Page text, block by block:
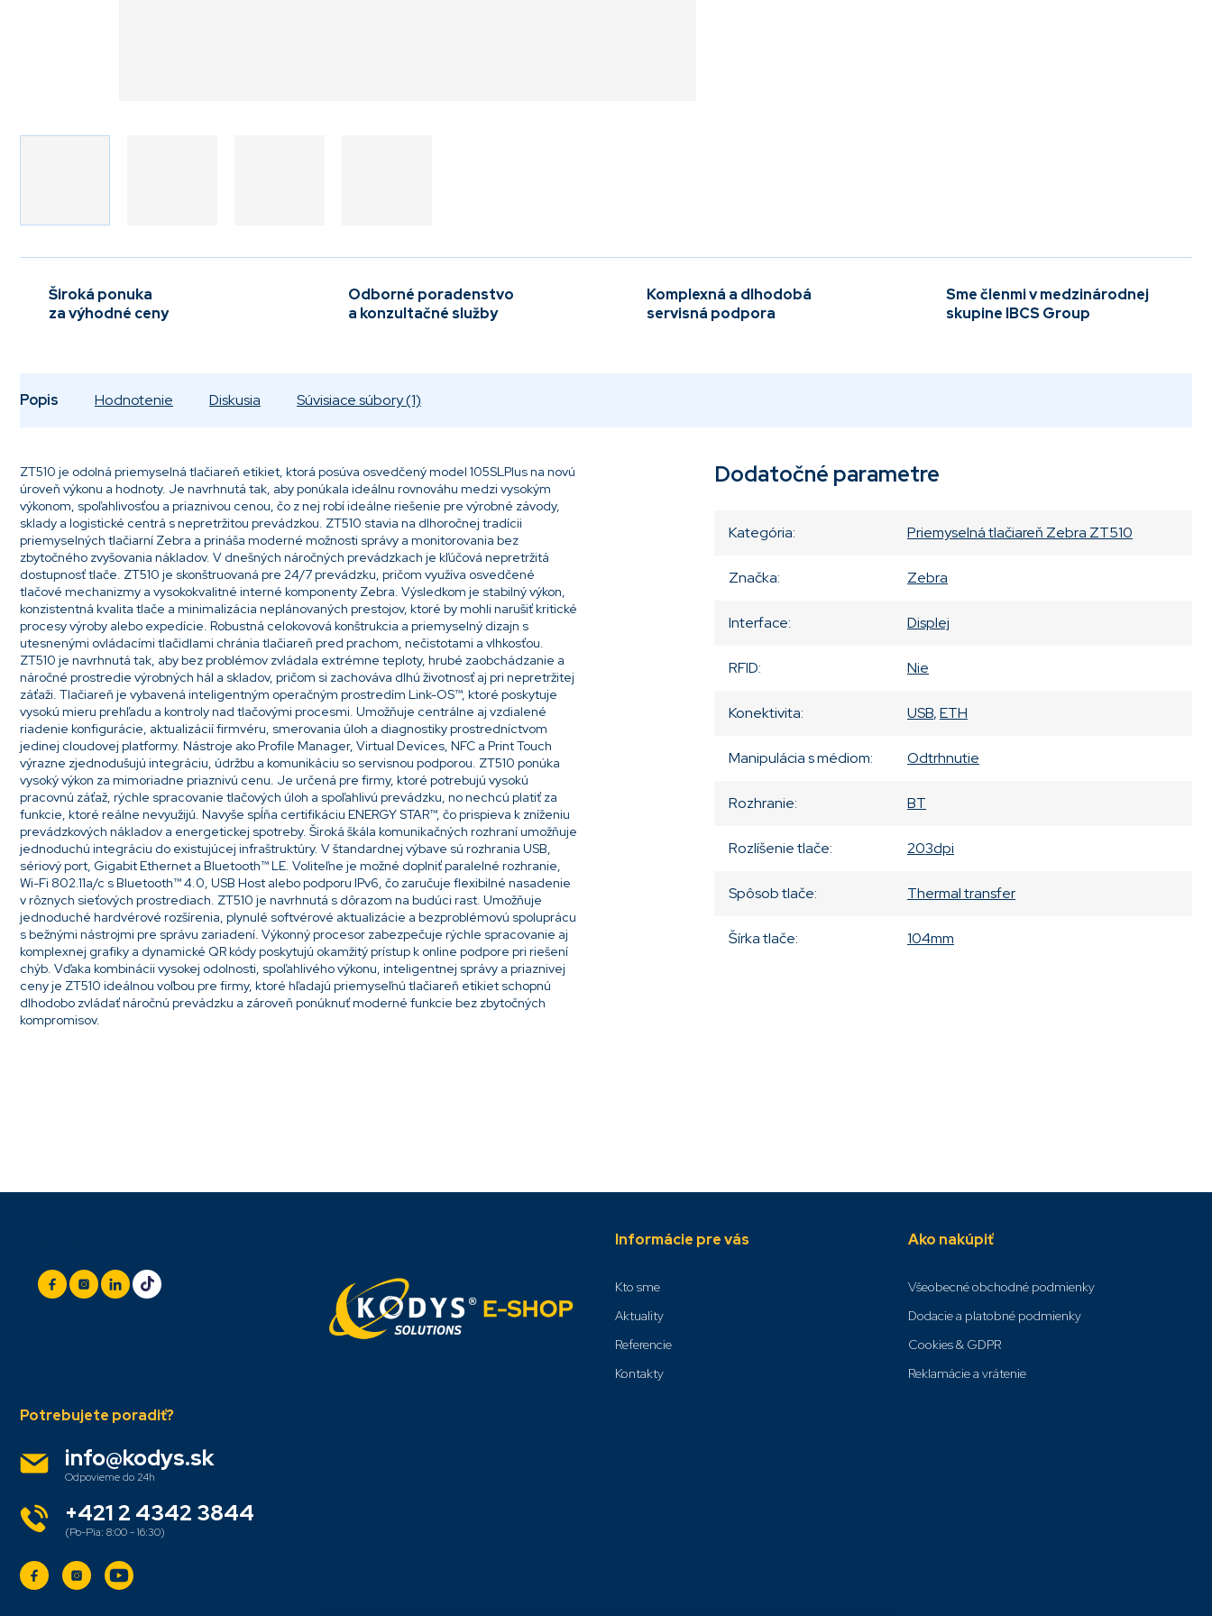
Široká ponuka
za výhodné ceny
Odborné poradenstvo
a konzultačné služby
Komplexná a dlhodobá
servisná podpora
Sme členmi v medzinárodnej
skupine IBCS Group
Popis Súvisiace súbory (1)
Hodnotenie Diskusia
ZT510 je odolná priemyselná tlačiareň etikiet, ktorá posúva osvedčený model 105SLPlus na novú
úroveň výkonu a hodnoty. Je navrhnutá tak, aby ponúkala ideálnu rovnováhu medzi vysokým
výkonom, spoľahlivosťou a priaznivou cenou, čo z nej robí ideálne riešenie pre výrobné závody,
sklady a logistické centrá s nepretržitou prevádzkou. ZT510 stavia na dlhoročnej tradícii
priemyselných tlačiarní Zebra a prináša moderné možnosti správy a monitorovania bez
zbytočného zvyšovania nákladov. V dnešných náročných prevádzkach je kľúčová nepretržitá
dostupnosť tlače. ZT510 je skonštruovaná pre 24/7 prevádzku, pričom využíva osvedčené
tlačové mechanizmy a vysokokvalitné interné komponenty Zebra. Výsledkom je stabilný výkon,
konzistentná kvalita tlače a minimalizácia neplánovaných prestojov, ktoré by mohli narušiť kritické
procesy výroby alebo expedície. Robustná celokovová konštrukcia a priemyselný dizajn s
utesnenými ovládacími tlačidlami chránia tlačiareň pred prachom, nečistotami a vlhkosťou.
ZT510 je navrhnutá tak, aby bez problémov zvládala extrémne teploty, hrubé zaobchádzanie a
náročné prostredie výrobných hál a skladov, pričom si zachováva dlhú životnosť aj pri nepretržitej
záťaži. Tlačiareň je vybavená inteligentným operačným prostredím Link-OS™, ktoré poskytuje
vysokú mieru prehľadu a kontroly nad tlačovými procesmi. Umožňuje centrálne aj vzdialené
riadenie konfigurácie, aktualizácií firmvéru, smerovania úloh a diagnostiky prostredníctvom
jedinej cloudovej platformy. Nástroje ako Profile Manager, Virtual Devices, NFC a Print Touch
výrazne zjednodušujú integráciu, údržbu a komunikáciu so servisnou podporou. ZT510 ponúka
vysoký výkon za mimoriadne priaznivú cenu. Je určená pre firmy, ktoré potrebujú vysokú
pracovnú záťaž, rýchle spracovanie tlačových úloh a spoľahlivú prevádzku, no nechcú platiť za
funkcie, ktoré reálne nevyužijú. Navyše spĺňa certifikáciu ENERGY STAR™, čo prispieva k zníženiu
prevádzkových nákladov a energetickej spotreby. Široká škála komunikačných rozhraní umožňuje
jednoduchú integráciu do existujúcej infraštruktúry. V štandardnej výbave sú rozhrania USB,
sériový port, Gigabit Ethernet a Bluetooth™ LE. Voliteľne je možné doplniť paralelné rozhranie,
Wi-Fi 802.11a/c s Bluetooth™ 4.0, USB Host alebo podporu IPv6, čo zaručuje flexibilné nasadenie
v rôznych sieťových prostrediach. ZT510 je navrhnutá s dôrazom na budúci rast. Umožňuje
jednoduché hardvérové rozšírenia, plynulé softvérové aktualizácie a bezproblémovú spoluprácu
s bežnými nástrojmi pre správu zariadení. Výkonný procesor zabezpečuje rýchle spracovanie aj
komplexnej grafiky a dynamické QR kódy poskytujú okamžitý prístup k online podpore pri riešení
chýb. Vďaka kombinácii vysokej odolnosti, spoľahlivého výkonu, inteligentnej správy a priaznivej
ceny je ZT510 ideálnou voľbou pre firmy, ktoré hľadajú priemyseľnú tlačiareň etikiet schopnú
dlhodobo zvládať náročnú prevádzku a zároveň ponúknuť moderné funkcie bez zbytočných
kompromisov.
Dodatočné parametre
Kategória: Priemyselná tlačiareň Zebra ZT510
Značka: Zebra
Interface: Displej
RFID: Nie
Konektivita: USB,ETH
Manipulácia s médiom: Odtrhnutie
Rozhranie: BT
Rozlíšenie tlače: 203dpi
Spôsob tlače: Thermal transfer
Šírka tlače: 104mm
Informácie pre vás
Kto sme
Aktuality
Referencie
Kontakty
Ako nakúpiť
Všeobecné obchodné podmienky
Dodacie a platobné podmienky
Cookies & GDPR
Reklamácie a vrátenie
info@kodys.sk
+421 2 4342 3844